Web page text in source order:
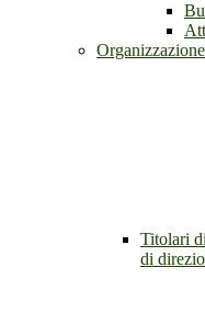
Organizzazione
Titolari
di